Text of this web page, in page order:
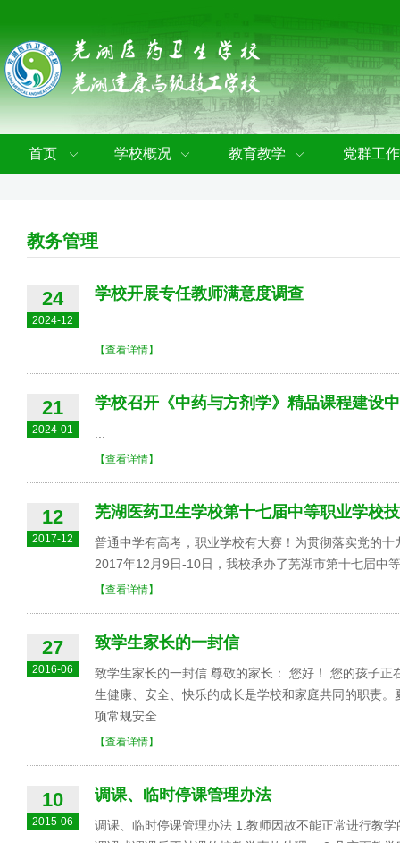
首页 学校概况 教育教学 党群工作
教务管理
24
2024-12
学校开展专任教师满意度调查
【查看详情】
21
2024-01
学校召开《中药与方剂学》精品课程建设
【查看详情】
12
2017-12
芜湖医药卫生学校第十七届中等职业学校
普通中学有高考，职业学校有大赛！为贯彻落实党的
2017年12月9日-10日，我校承办了芜湖市第十七届
【查看详情】
27
2016-06
致学生家长的一封信
致学生家长的一封信 尊敬的家长： 您好！ 您的孩子
生健康、安全、快乐的成长是学校和家庭共同的职责
项常规安全...
【查看详情】
10
2015-06
调课、临时停课管理办法
调课、临时停课管理办法 1.教师因故不能正常进行教